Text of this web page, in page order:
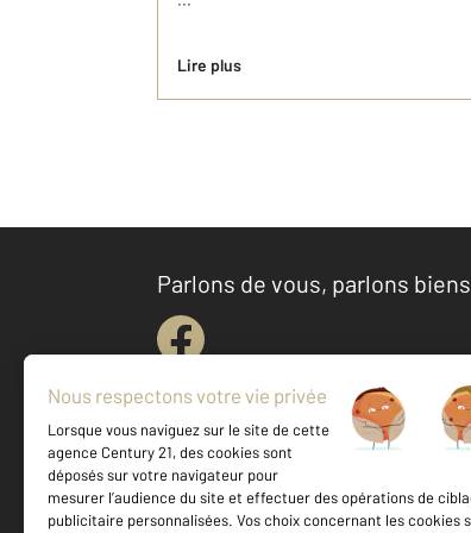
Lire plus
Parlons de vous, parlons biens